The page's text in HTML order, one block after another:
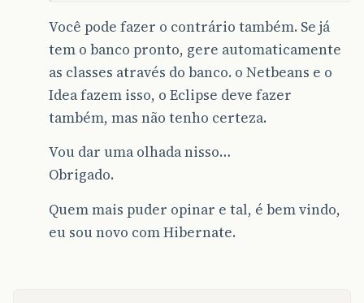
Você pode fazer o contrário também. Se já
tem o banco pronto, gere automaticamente
as classes através do banco. o Netbeans e o
Idea fazem isso, o Eclipse deve fazer
também, mas não tenho certeza.
Vou dar uma olhada nisso…
Obrigado.
Quem mais puder opinar e tal, é bem vindo,
eu sou novo com Hibernate.